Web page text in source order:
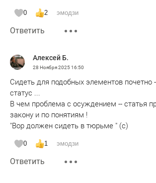
0 2 эмодзи
Ответить
Aлексей Б.
28 Ноября 202516:50
Сидеть для подобных элементов почетно
статус ...
В чем проблема с осуждением -- статья
закону и по понятиям !
"Вор должен сидеть в тюрьме " (с)
0 1 эмодзи
Ответить